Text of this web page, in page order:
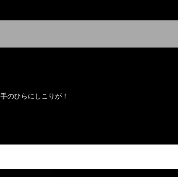
手のひらにしこりが！